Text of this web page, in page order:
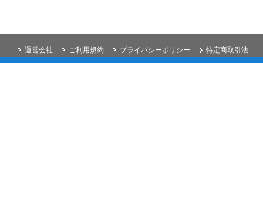
特定商取引法
プライバシーポリシー
ご利用規約
運営会社